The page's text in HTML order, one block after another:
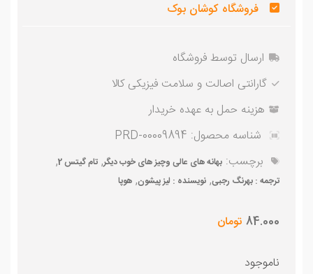
فروشگاه کوشان بوک
ارسال توسط فروشگاه
گارانتی اصالت و سلامت فیزیکی کالا
هزینه حمل به عهده خریدار
شناسه محصول:PRD-00009894
برچسب:بهانه های عالی وچیز های خوب دیگر,تام گیتس 2 ,
ترجمه : بهرنگ رجبی,نویسنده : لیز پیشون,هوپا
84.000 تومان
ناموجود